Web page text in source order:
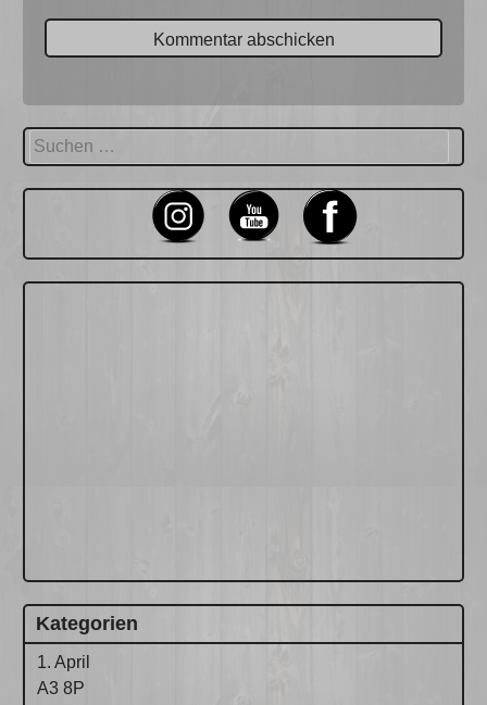
Suchen
nach:
Kategorien
1. April
A3 8P